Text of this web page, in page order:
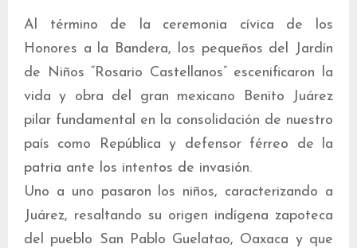
Al término de la ceremonia cívica de los
Honores a la Bandera, los pequeños del Jardín
de Niños “Rosario Castellanos” escenificaron la
vida y obra del gran mexicano Benito Juárez
pilar fundamental en la consolidación de nuestro
país como República y defensor férreo de la
patria ante los intentos de invasión.
Uno a uno pasaron los niños, caracterizando a
Juárez, resaltando su origen indígena zapoteca
del pueblo San Pablo Guelatao, Oaxaca y que